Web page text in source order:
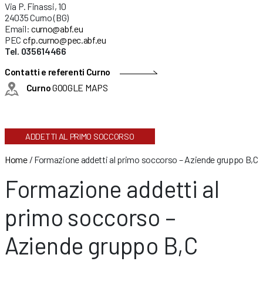
Via P. Finassi, 10
24035 Curno (BG)
Email: curno@abf.eu
PEC cfp.curno@pec.abf.eu
Tel. 035614466
Contatti e referenti Curno
CurnoGOOGLE MAPS
ADDETTI AL PRIMO SOCCORSO
Home/ Formazione addetti al primo soccorso – Aziende gruppo B,C
Formazione addetti al
primo soccorso –
Aziende gruppo B,C